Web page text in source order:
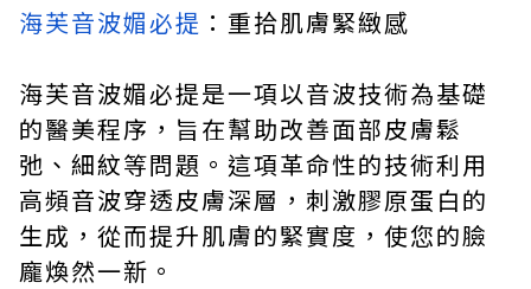
海芙音波媚必提 ：重拾肌膚緊緻感
海芙音波媚必提是一項以音波技術為基礎
的醫美程序，旨在幫助改善面部皮膚鬆
弛、細紋等問題。這項革命性的技術利用
高頻音波穿透皮膚深層，刺激膠原蛋白的
生成，從而提升肌膚的緊實度，使您的臉
龐煥然一新。